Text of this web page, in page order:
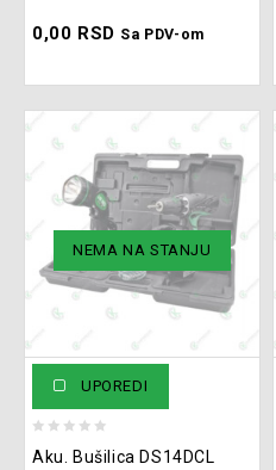
5
0,00 RSD Sa PDV-om
NEMA NA STANJU
UPOREDI
out
Aku. Bušilica DS14DCL